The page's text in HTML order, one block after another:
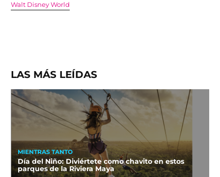
Walt Disney World
LAS MÁS LEÍDAS
MIENTRAS TANTO
Día del Niño: Diviértete como chavito en estos
parques de la Riviera Maya